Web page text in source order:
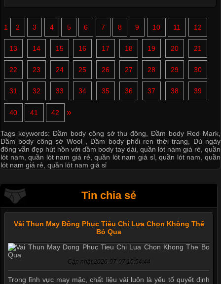
1 2 3 4 5 6 7 8 9 10 11 12
13 14 15 16 17 18 19 20 21
22 23 24 25 26 27 28 29 30
31 32 33 34 35 36 37 38 39
40 41 42 »
Tags keywords: Đầm body công sở thu đông ,Đầm body Red Mark
Đầm body công sở Wool
,Đầm body phối ren thời trang
Dù ngày
đông vẫn đẹp hút hồn với dầm body tay dài quần lót nam giá rẻ quần
lót nam ,quần lót nam giá rẻ ,quần lót nam giá sỉ,quần lót nam ,quần
lót nam giá rẻ quần lót nam giá sỉ
Tin chia sẻ
Vải Thun May Đồng Phục Tiêu Chí Lựa Chọn Không Thể
Bỏ Qua
Cập nhật 2026-07-07 15:54:44
Trong lĩnh vực may mặc, chất liệu vải luôn là yếu tố quyết định